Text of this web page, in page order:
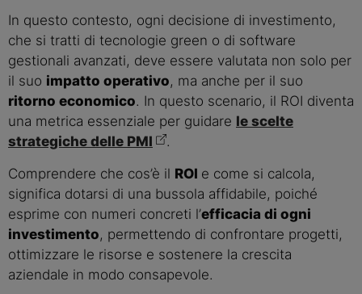
In questo contesto, ogni decisione di investimento,
che si tratti di tecnologie green o di software
gestionali avanzati, deve essere valutata non solo per
il suo impatto operativo, ma anche per il suo
ritorno economico. In questo scenario, il ROI diventa
una metrica essenziale per guidare le scelte
strategiche delle PMI
.
Comprendere che cos’è il ROI e come si calcola,
significa dotarsi di una bussola affidabile, poiché
esprime con numeri concreti l’efficacia di ogni
investimento, permettendo di confrontare progetti,
ottimizzare le risorse e sostenere la crescita
aziendale in modo consapevole.